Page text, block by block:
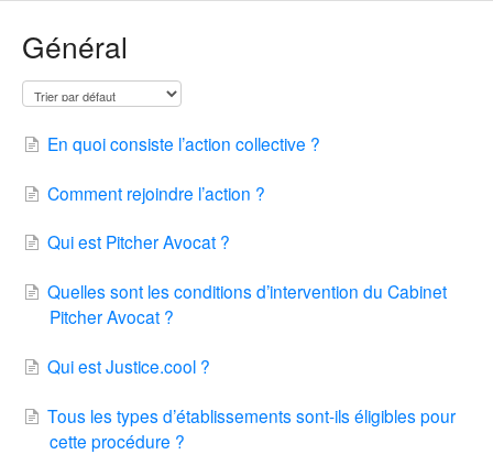
Général
En quoi consiste l’action collective ?
Comment rejoindre l’action ?
Qui est Pitcher Avocat ?
Quelles sont les conditions d’intervention du Cabinet
Pitcher Avocat ?
Qui est Justice.cool ?
Tous les types d’établissements sont-ils éligibles pour
cette procédure ?